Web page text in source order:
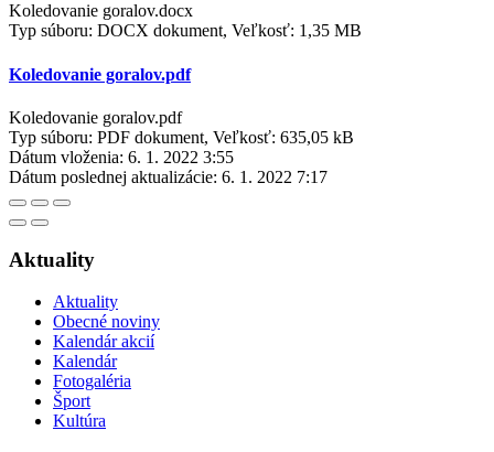
Koledovanie goralov.docx
Typ súboru: DOCX dokument, Veľkosť: 1,35 MB
Koledovanie goralov.pdf
Koledovanie goralov.pdf
Typ súboru: PDF dokument, Veľkosť: 635,05 kB
Dátum vloženia: 6. 1. 2022 3:55
Dátum poslednej aktualizácie: 6. 1. 2022 7:17
Aktuality
Aktuality
Obecné noviny
Kalendár akcií
Kalendár
Fotogaléria
Šport
Kultúra